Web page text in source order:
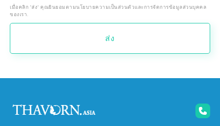
เมื่อคลิก 'ส่ง' คุณยินยอมตามนโยบายความเป็นส่วนตัวและการจัดการข้อมูลส่วนบุคคล
ของเรา.
ส่ง